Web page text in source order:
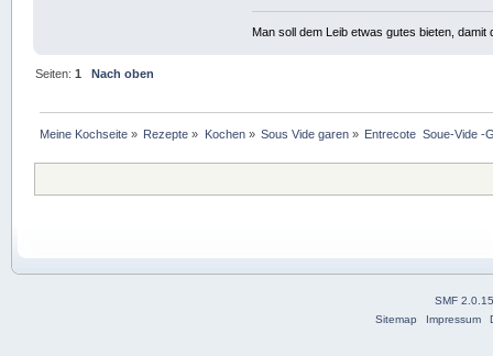
Man soll dem Leib etwas gutes bieten,
Seiten:1 Nach oben
Meine Kochseite » Rezepte » Kochen» Sous Vide garen » Entrecote  Soue-Vide -
SMF
Sitemap
Impressum